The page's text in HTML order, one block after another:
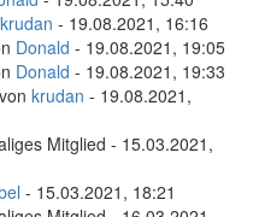
krudan - 19.08.2021, 16:16
Donald - 19.08.2021, 19:05
Donald - 19.08.2021, 19:33
krudan - 19.08.2021,
Mitglied - 15.03.2021,
- 15.03.2021, 18:21